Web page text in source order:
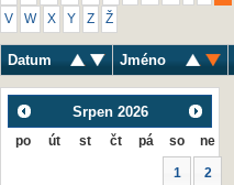
V W X Y Z Ž
Datum Jméno
Srpen 2026
po út st čt pá so ne
1 2